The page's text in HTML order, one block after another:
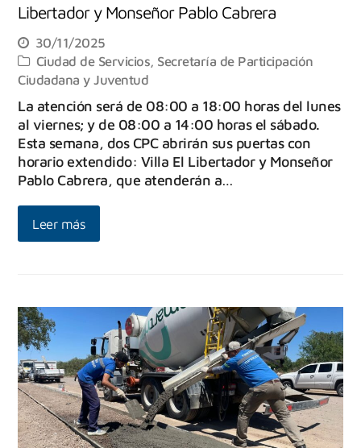
Libertador y Monseñor Pablo Cabrera
30/11/2025
Ciudad de Servicios, Secretaría de Participación
Ciudadana y Juventud
La atención será de 08:00 a 18:00 horas del lunes
al viernes; y de 08:00 a 14:00 horas el sábado.
Esta semana, dos CPC abrirán sus puertas con
horario extendido: Villa El Libertador y Monseñor
Pablo Cabrera, que atenderán a…
Leer más